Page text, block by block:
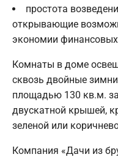
простота
открывающие
экономии финансовых
Комнаты в доме
сквозь двойные
площадью 130 кв.м.
двускатной крышей,
зеленой или
Компания «Дачи из